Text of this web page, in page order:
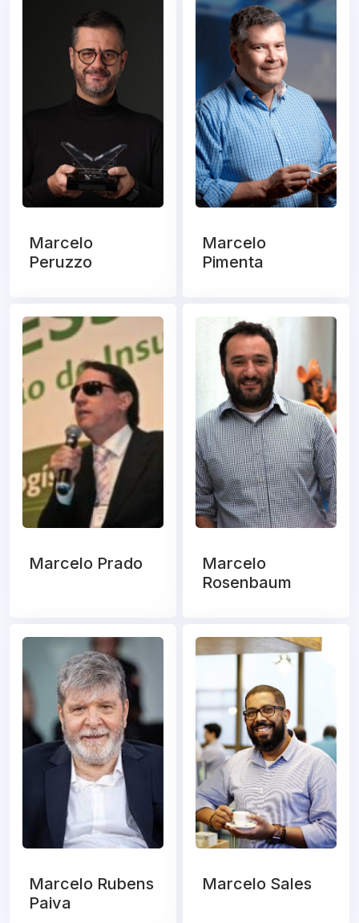
Marcelo
Peruzzo
Marcelo
Pimenta
Marcelo Prado
Marcelo
Rosenbaum
Marcelo Rubens
Paiva
Marcelo Sales